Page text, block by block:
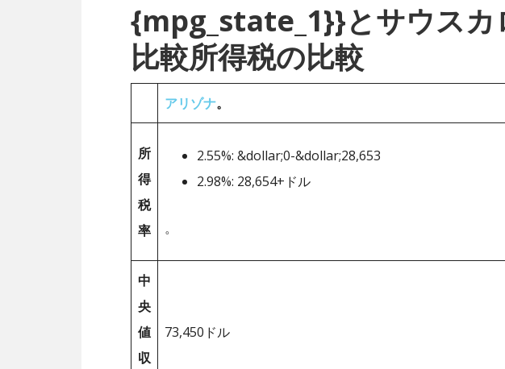
{mpg_state_1}}とサウスカ
比較所得税の比較
アリゾナ。
所
得
税
率
2.55%: &dollar;0-&dollar;28,653
2.98%: 28,654+ドル
。
中
央
値
収
73,450ドル